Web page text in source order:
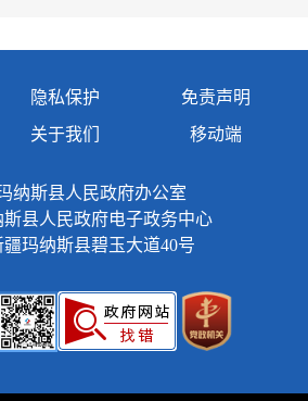
隐私保护
免责声明
关于我们 移动端
纳斯县人民政府办公室
斯县人民政府电子政务中心
玛纳斯县碧玉大道40号